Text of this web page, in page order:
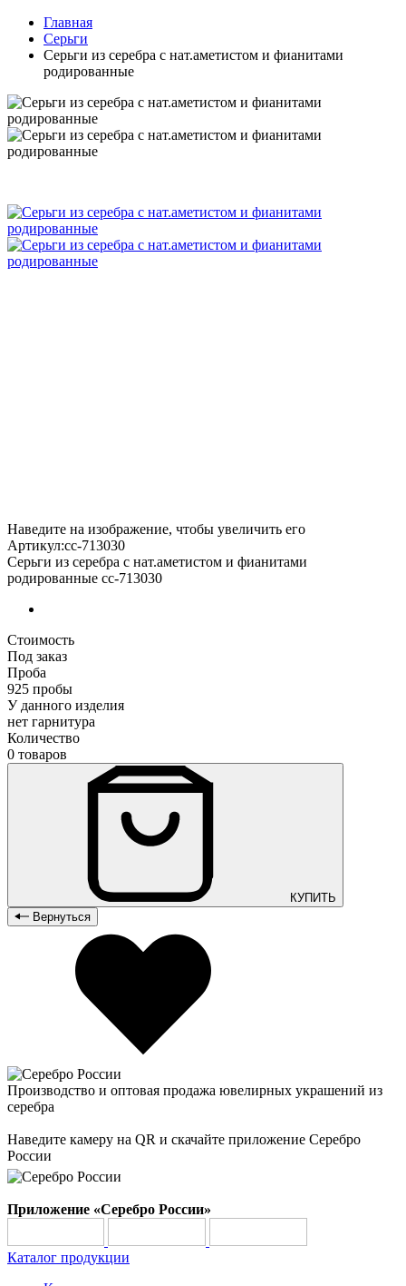
Главная
Серьги
Серьги из серебра с нат.аметистом и фианитами
родированные
Наведите на изображение, чтобы увеличить его
Артикул:сс-713030
Серьги из серебра с нат.аметистом и фианитами
родированные сс-713030
Стоимость
Под заказ
Проба
925 пробы
У данного изделия
нет гарнитура
Количество
0 товаров
КУПИТЬ
Вернуться
Производство и оптовая продажа ювелирных украшений из
серебра
Наведите камеру на QR и скачайте приложение Серебро
России
Приложение «Серебро России»
Каталог продукции